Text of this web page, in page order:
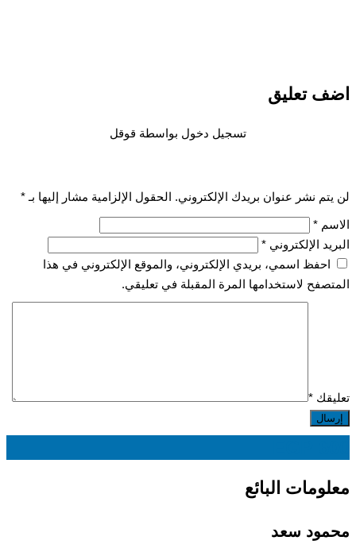
اضف تعليق
تسجيل دخول بواسطة قوقل
لن يتم نشر عنوان بريدك الإلكتروني. الحقول الإلزامية مشار إليها بـ *
الاسم *
البريد الإلكتروني *
احفظ اسمي، بريدي الإلكتروني، والموقع الإلكتروني في هذا
المتصفح لاستخدامها المرة المقبلة في تعليقي.
تعليقك *
معلومات البائع
محمود سعد